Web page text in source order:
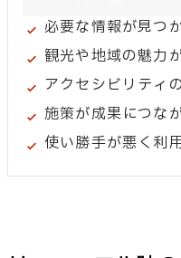
必要な情報が見つ
観光や地域の魅力
アクセシビリティ
施策が成果につな
使い勝手が悪く利